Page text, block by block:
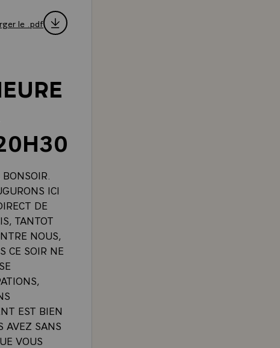
le .pdf
ICI
DE
TANTOT
NOUS,
CE SOIR NE
EST BIEN
AVEZ SANS
VOUS